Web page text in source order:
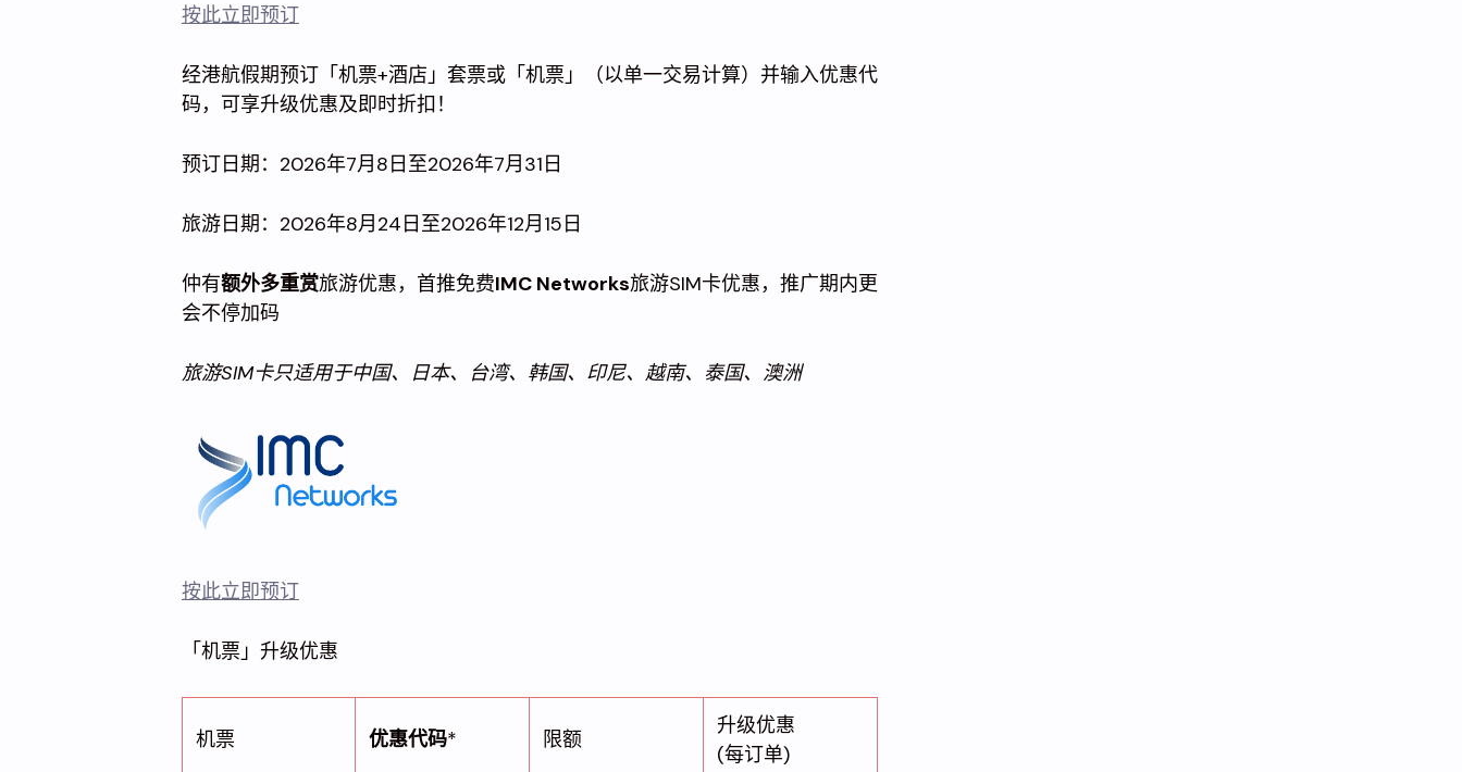
按此立即预订
经港航假期预订「机票+酒店」套票或「机票」（以单一交易计算）并输入优惠代
码，可享升级优惠及即时折扣！
预订日期：2026年7月8日至2026年7月31日
旅游日期：2026年8月24日至2026年12月15日
仲有额外多重赏旅游优惠，首推免费IMC Networks旅游SIM卡优惠，推广期内更
会不停加码
旅游SIM卡只适用于中国、日本、台湾、韩国、印尼、越南、泰国、澳洲
按此立即预订
「机票」升级优惠
机票 优惠代码* 限额
升级优惠
(每订单)